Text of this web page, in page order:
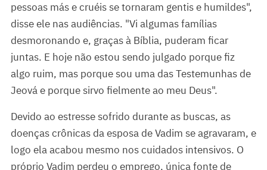
pessoas más e cruéis se tornaram gentis e humildes",
disse ele nas audiências. "Vi algumas famílias
desmoronando e, graças à Bíblia, puderam ficar
juntas. E hoje não estou sendo julgado porque fiz
algo ruim, mas porque sou uma das Testemunhas de
Jeová e porque sirvo fielmente ao meu Deus".
Devido ao estresse sofrido durante as buscas, as
doenças crônicas da esposa de Vadim se agravaram, e
logo ela acabou mesmo nos cuidados intensivos. O
próprio Vadim perdeu o emprego, única fonte de